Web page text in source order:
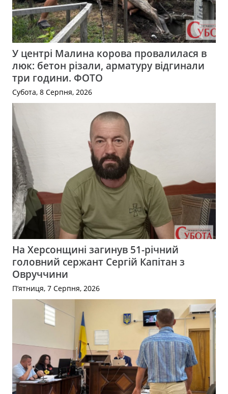
У центрі Малина корова провалилася в
люк: бетон різали, арматуру відгинали
три години. ФОТО
Субота, 8 Серпня, 2026
На Херсонщині загинув 51-річний
головний сержант Сергій Капітан з
Овруччини
П’ятниця, 7 Серпня, 2026